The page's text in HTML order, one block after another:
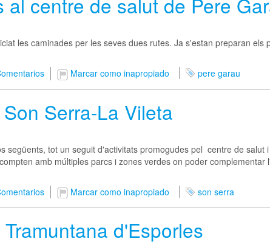
les caminades per les seves dues rutes. Ja s'estan preparan
Marcar como inapropiado pere garau
Serra-La Vileta
següents, tot un seguit d'activitats promogudes pel centre de
amb múltiples parcs i zones verdes on poder
Marcar como inapropiado son serra
d'Esporles